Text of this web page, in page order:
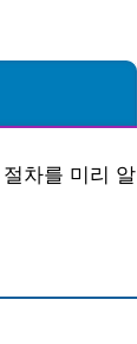
차를 미리 알